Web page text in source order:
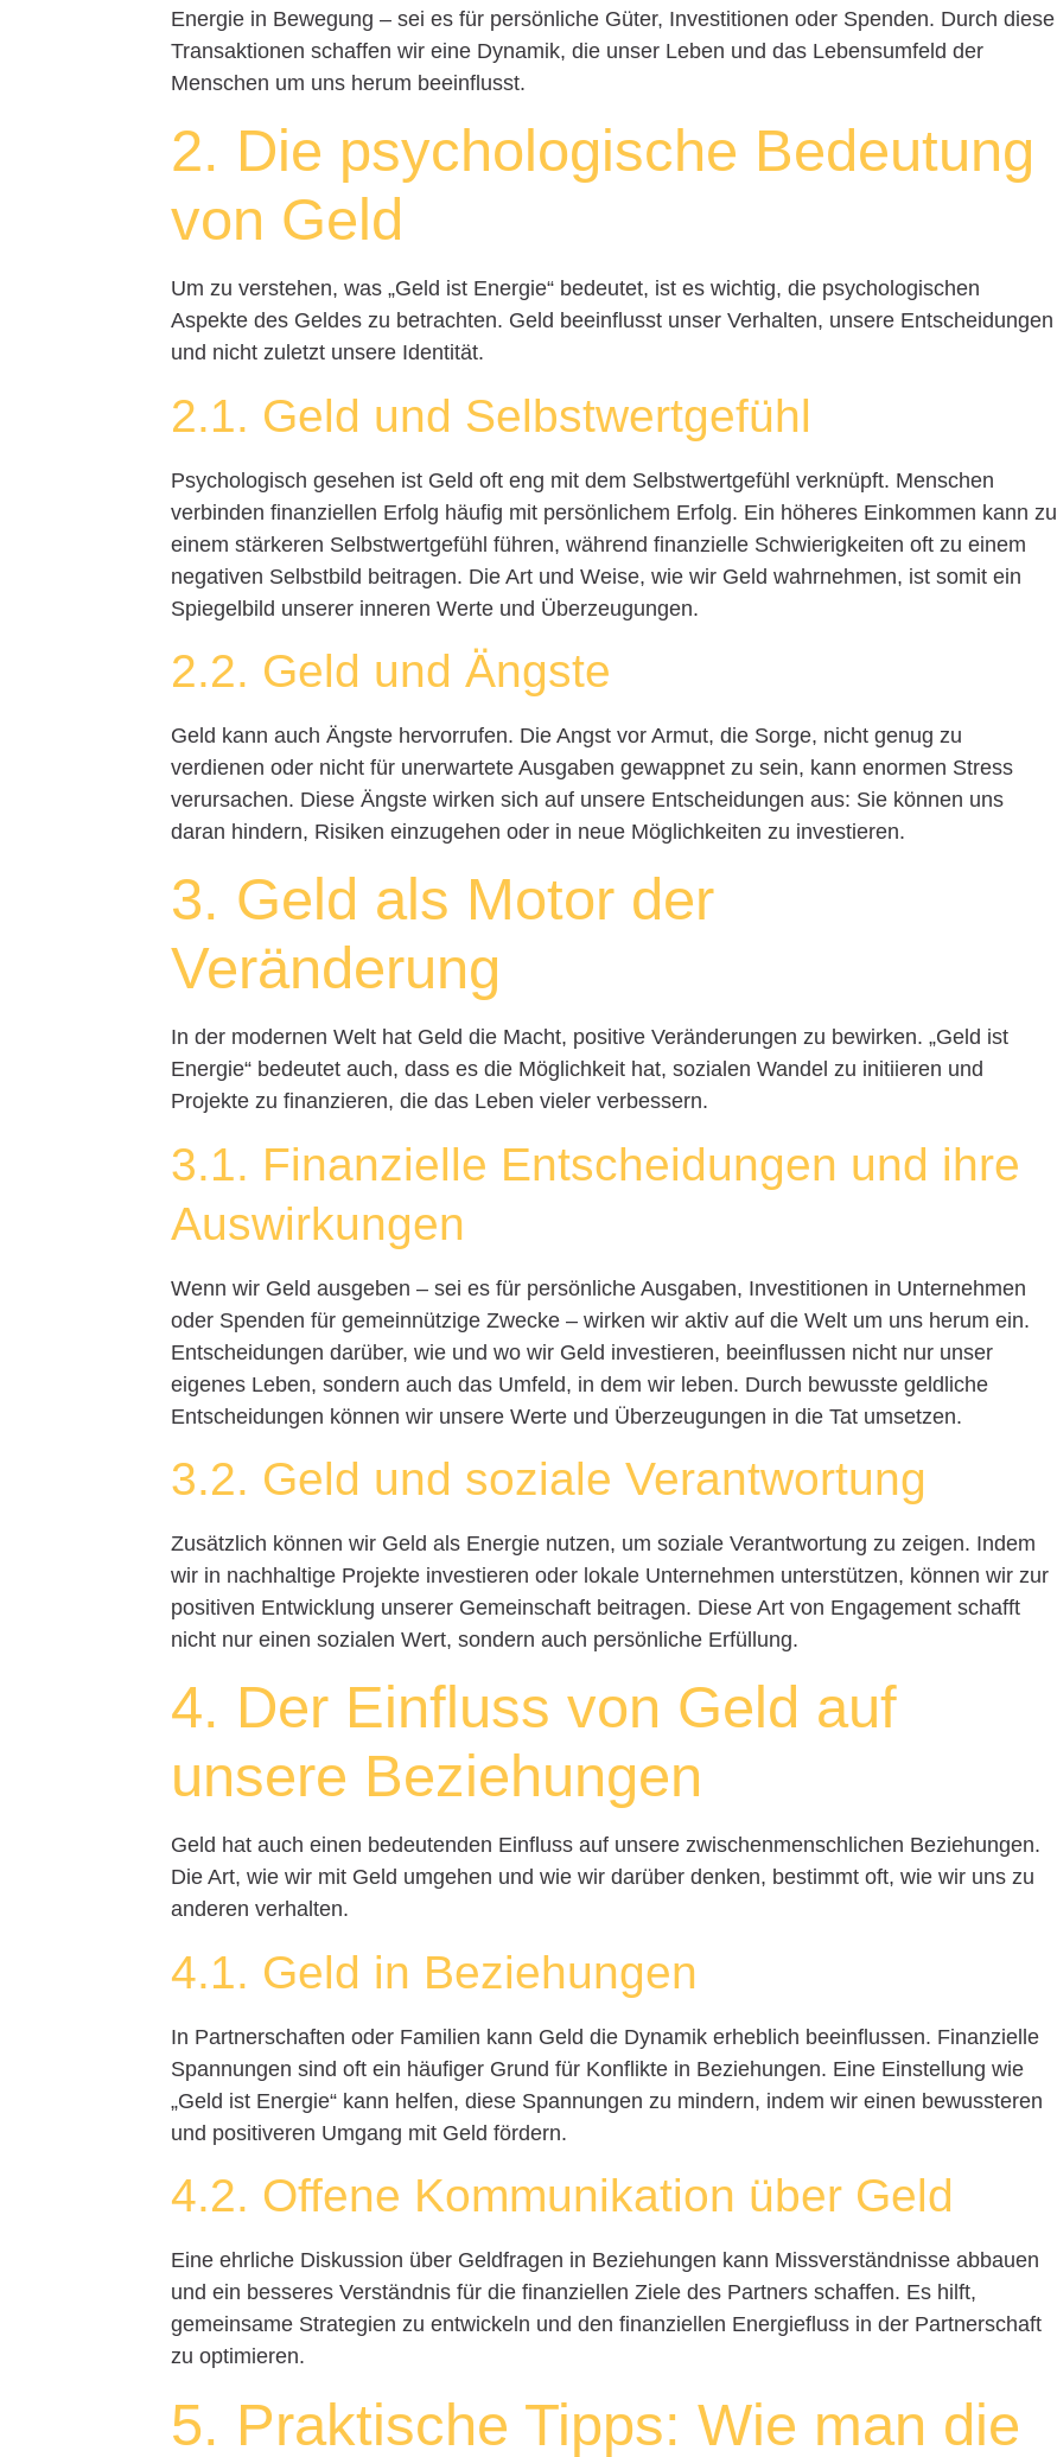
Energie in Bewegung – sei es für persönliche Güter, Investitionen oder Spenden. Durch diese
Transaktionen schaffen wir eine Dynamik, die unser Leben und das Lebensumfeld der
Menschen um uns herum beeinflusst.
2. Die psychologische Bedeutung
von Geld
Um zu verstehen, was „Geld ist Energie“ bedeutet, ist es wichtig, die psychologischen
Aspekte des Geldes zu betrachten. Geld beeinflusst unser Verhalten, unsere Entscheidungen
und nicht zuletzt unsere Identität.
2.1. Geld und Selbstwertgefühl
Psychologisch gesehen ist Geld oft eng mit dem Selbstwertgefühl verknüpft. Menschen
verbinden finanziellen Erfolg häufig mit persönlichem Erfolg. Ein höheres Einkommen kann zu
einem stärkeren Selbstwertgefühl führen, während finanzielle Schwierigkeiten oft zu einem
negativen Selbstbild beitragen. Die Art und Weise, wie wir Geld wahrnehmen, ist somit ein
Spiegelbild unserer inneren Werte und Überzeugungen.
2.2. Geld und Ängste
Geld kann auch Ängste hervorrufen. Die Angst vor Armut, die Sorge, nicht genug zu
verdienen oder nicht für unerwartete Ausgaben gewappnet zu sein, kann enormen Stress
verursachen. Diese Ängste wirken sich auf unsere Entscheidungen aus: Sie können uns
daran hindern, Risiken einzugehen oder in neue Möglichkeiten zu investieren.
3. Geld als Motor der
Veränderung
In der modernen Welt hat Geld die Macht, positive Veränderungen zu bewirken. „Geld ist
Energie“ bedeutet auch, dass es die Möglichkeit hat, sozialen Wandel zu initiieren und
Projekte zu finanzieren, die das Leben vieler verbessern.
3.1. Finanzielle Entscheidungen und ihre
Auswirkungen
Wenn wir Geld ausgeben – sei es für persönliche Ausgaben, Investitionen in Unternehmen
oder Spenden für gemeinnützige Zwecke – wirken wir aktiv auf die Welt um uns herum ein.
Entscheidungen darüber, wie und wo wir Geld investieren, beeinflussen nicht nur unser
eigenes Leben, sondern auch das Umfeld, in dem wir leben. Durch bewusste geldliche
Entscheidungen können wir unsere Werte und Überzeugungen in die Tat umsetzen.
3.2. Geld und soziale Verantwortung
Zusätzlich können wir Geld als Energie nutzen, um soziale Verantwortung zu zeigen. Indem
wir in nachhaltige Projekte investieren oder lokale Unternehmen unterstützen, können wir zur
positiven Entwicklung unserer Gemeinschaft beitragen. Diese Art von Engagement schafft
nicht nur einen sozialen Wert, sondern auch persönliche Erfüllung.
4. Der Einfluss von Geld auf
unsere Beziehungen
Geld hat auch einen bedeutenden Einfluss auf unsere zwischenmenschlichen Beziehungen.
Die Art, wie wir mit Geld umgehen und wie wir darüber denken, bestimmt oft, wie wir uns zu
anderen verhalten.
4.1. Geld in Beziehungen
In Partnerschaften oder Familien kann Geld die Dynamik erheblich beeinflussen. Finanzielle
Spannungen sind oft ein häufiger Grund für Konflikte in Beziehungen. Eine Einstellung wie
„Geld ist Energie“ kann helfen, diese Spannungen zu mindern, indem wir einen bewussteren
und positiveren Umgang mit Geld fördern.
4.2. Offene Kommunikation über Geld
Eine ehrliche Diskussion über Geldfragen in Beziehungen kann Missverständnisse abbauen
und ein besseres Verständnis für die finanziellen Ziele des Partners schaffen. Es hilft,
gemeinsame Strategien zu entwickeln und den finanziellen Energiefluss in der Partnerschaft
zu optimieren.
5. Praktische Tipps: Wie man die